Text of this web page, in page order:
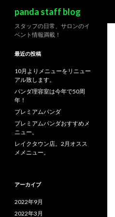
panda staff blog
スタッフの日常、サロンのイ
ベント情報満載！
最近の投稿
10月よりメニューをリニュー
アル致します。
パンダ理容室は今年で50周
年！
プレミアムパンダ
プレミアムパンダおすすめメ
ニュー。
レイクタウン店。2月オスス
メメニュー。
アーカイブ
2022年9月
2022年3月